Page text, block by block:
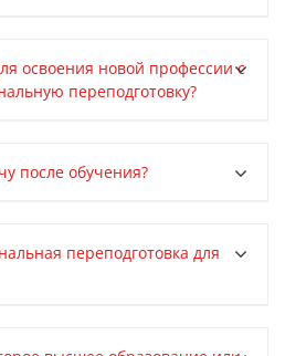
освоения новой профессии с
переподготовку?
после обучения?
переподготовка для